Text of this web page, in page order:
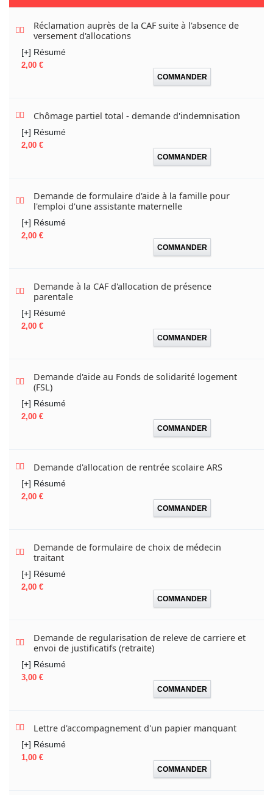
Réclamation auprès de la CAF suite à l'absence de
versement d'allocations
[+] Résumé
Prix
2,00 €
COMMANDER
Chômage partiel total - demande d'indemnisation
[+] Résumé
Prix
2,00 €
COMMANDER
Demande de formulaire d'aide à la famille pour
l'emploi d'une assistante maternelle
[+] Résumé
Prix
2,00 €
COMMANDER
Demande à la CAF d'allocation de présence
parentale
[+] Résumé
Prix
2,00 €
COMMANDER
Demande d'aide au Fonds de solidarité logement
(FSL)
[+] Résumé
Prix
2,00 €
COMMANDER
Demande d'allocation de rentrée scolaire ARS
[+] Résumé
Prix
2,00 €
COMMANDER
Demande de formulaire de choix de médecin
traitant
[+] Résumé
Prix
2,00 €
COMMANDER
Demande de regularisation de releve de carriere et
envoi de justificatifs (retraite)
[+] Résumé
Prix
3,00 €
COMMANDER
Lettre d'accompagnement d'un papier manquant
[+] Résumé
Prix
1,00 €
COMMANDER